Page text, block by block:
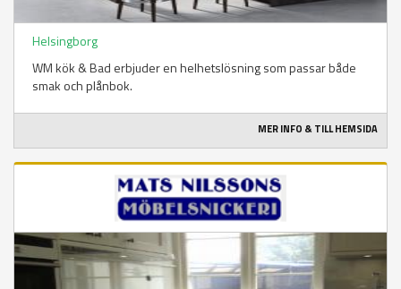
Helsingborg
WM kök & Bad erbjuder en helhetslösning som passar både
smak och plånbok.
MER INFO & TILL HEMSIDA